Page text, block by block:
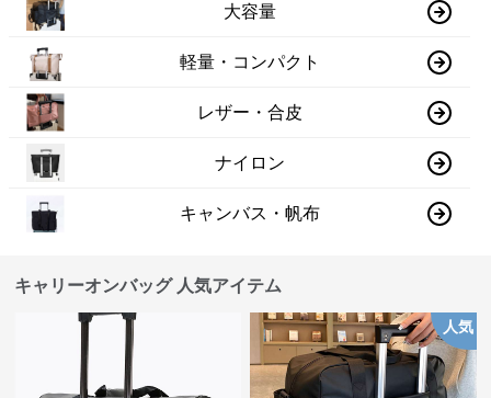
大容量
軽量・コンパクト
レザー・合皮
ナイロン
キャンバス・帆布
キャリーオンバッグ 人気アイテム
人気